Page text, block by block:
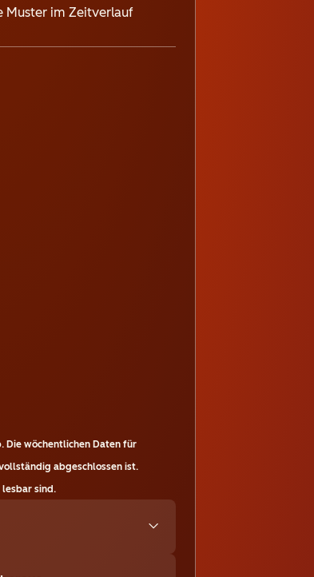
Muster im Zeitverlauf
Die wöchentlichen Daten für
abgeschlossen ist.
lesbar sind.